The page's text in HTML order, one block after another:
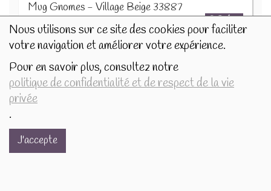
Nous utilisons sur ce site des cookies pour faciliter
votre navigation et améliorer votre expérience.
Pour en savoir plus, consultez notre
politique de confidentialité et de respect de la vie
privée
.
J'accepte
Mug Gnomes - Village Beige 33887
8€/pc
- 1 pc +
8€